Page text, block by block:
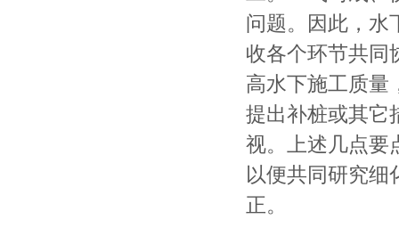
问题。因此，水
收各个环节共同
高水下施工质量
提出补桩或其它
视。上述几点要
以便共同研究细
正。